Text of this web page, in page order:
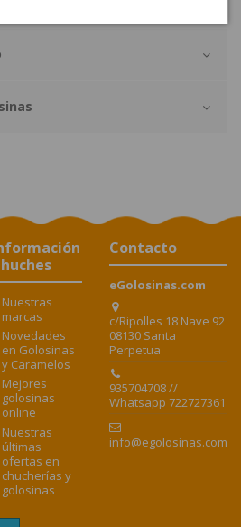
Nuestras
marcas
Novedades
en Golosinas
y Caramelos
Mejores
golosinas
online
Nuestras
últimas
ofertas en
chucherías y
golosinas
Contacto
eGolosinas.com
c/Ripolles 18 Nave 92
08130 Santa
Perpetua
935704708 //
Whatsapp 722727361
info@egolosinas.com